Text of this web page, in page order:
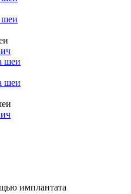
имплантата